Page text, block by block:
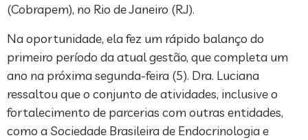
(Cobrapem), no Rio de Janeiro (RJ).
Na oportunidade, ela fez um rápido balanço do
primeiro período da atual gestão, que completa um
ano na próxima segunda-feira (5). Dra. Luciana
ressaltou que o conjunto de atividades, inclusive o
fortalecimento de parcerias com outras entidades,
como a Sociedade Brasileira de Endocrinologia e